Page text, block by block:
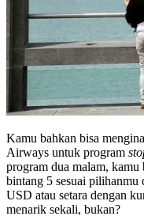
Kamu bahkan bisa
Airways untuk program
program dua malam,
bintang 5 sesuai pilihanmu
USD atau setara dengan
menarik sekali, bukan?